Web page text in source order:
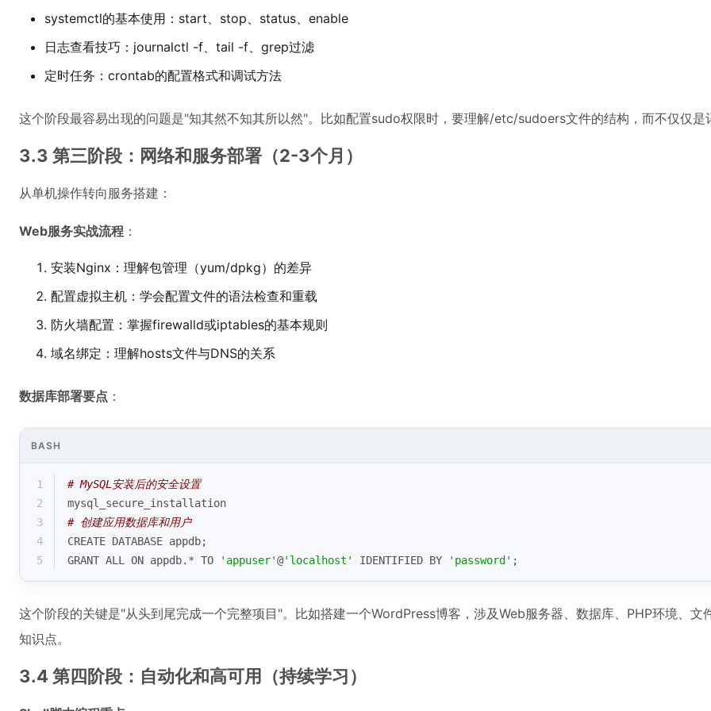
systemctl的基本使用：start、stop、status、enable
日志查看技巧：journalctl -f、tail -f、grep过滤
定时任务：crontab的配置格式和调试方法
这个阶段最容易出现的问题是"知其然不知其所以然"。比如配置sudo权限时，要理解/etc/sudoers文件的结构，而不仅仅是
3.3 第三阶段：网络和服务部署（2-3个月）
从单机操作转向服务搭建：
Web服务实战流程 ：
安装Nginx：理解包管理（yum/dpkg）的差异
配置虚拟主机：学会配置文件的语法检查和重载
防火墙配置：掌握firewalld或iptables的基本规则
域名绑定：理解hosts文件与DNS的关系
数据库部署要点 ：
BASH
1
# MySQL安装后的安全设置
2
mysql_secure_installation
3
# 创建应用数据库和用户
4
CREATE DATABASE appdb;
5
GRANT ALL ON appdb.* TO 'appuser'@'localhost' IDENTIFIED BY 'password' ;
这个阶段的关键是"从头到尾完成一个完整项目"。比如搭建一个WordPress博客，涉及Web服务器、数据库、PHP环境、文
知识点。
3.4 第四阶段：自动化和高可用（持续学习）